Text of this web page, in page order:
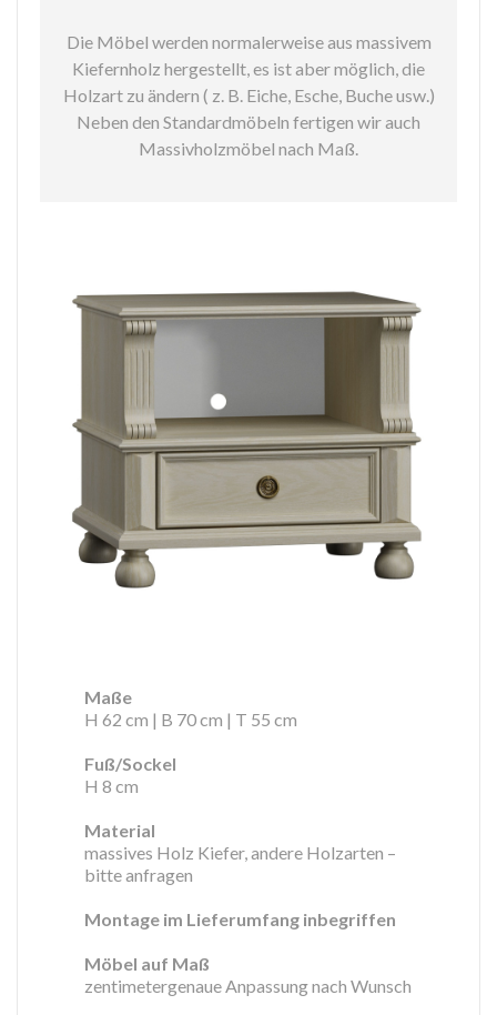
Die Möbel werden normalerweise aus massivem
Kiefernholz hergestellt, es ist aber möglich, die
Holzart zu ändern ( z. B. Eiche, Esche, Buche usw.)
Neben den Standardmöbeln fertigen wir auch
Massivholzmöbel nach Maß.
Maße
H 62 cm | B 70 cm | T 55 cm
Fuß/Sockel
H 8 cm
Material
massives Holz Kiefer, andere Holzarten –
bitte anfragen
Montage im Lieferumfang inbegriffen
Möbel auf Maß
zentimetergenaue Anpassung nach Wunsch